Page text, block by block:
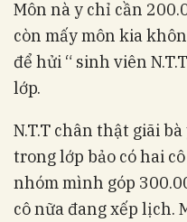
Môn nà y chỉ cần
còn mấy môn kia
để hửi “ sinh viên
lớp.
N.T.T chân thật giãi
trong lớp bảo có hai
nhóm mình góp
cô nữa đang xếp lịch.